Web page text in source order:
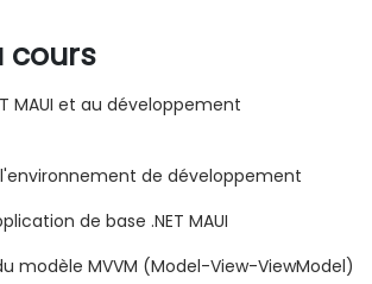
cours
MAUI et au développement
de développement
de base .NET MAUI
modèle MVVM (Model-View-ViewModel)